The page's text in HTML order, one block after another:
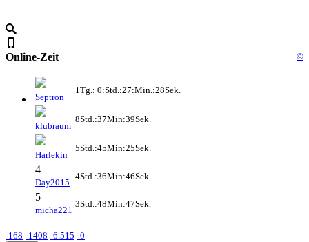
Online-Zeit ©
Septron
1Tg.: 0:Std.:27:Min.:28Sek.
klubraum
8Std.:37Min:39Sek.
Harlekin
5Std.:45Min:25Sek.
4
Day2015
4Std.:36Min:46Sek.
5
micha221
3Std.:48Min:47Sek.
168 1408 6.515 0